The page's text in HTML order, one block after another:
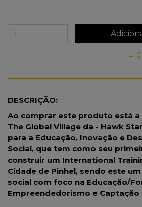
←
DESCRIÇÃO:
Ao comprar este produto está
The Global Village da - Hawk
para a Educação, Inovação e
Social, que tem como seu
construir um International
Cidade de Pinhel, sendo este
social com foco na Educação/
Empreendedorismo e Captação